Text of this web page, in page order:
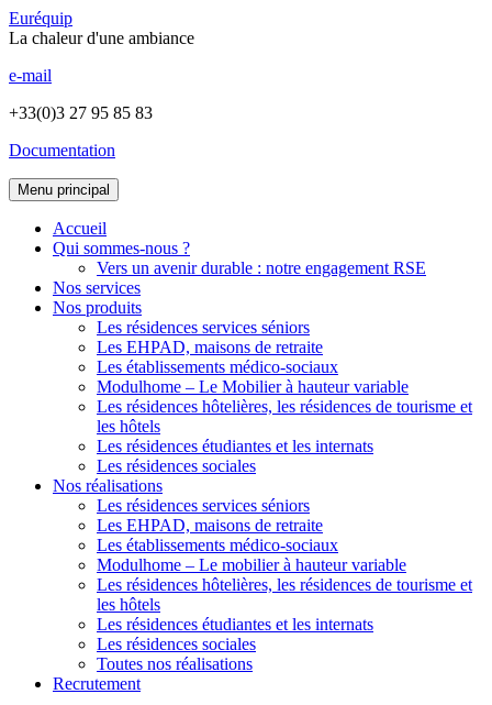
Euréquip
La chaleur d'une ambiance
e-mail
+33(0)3 27 95 85 83
Documentation
Menu principal
Accueil
Qui sommes-nous ?
Vers un avenir durable : notre engagement RSE
Nos services
Nos produits
Les résidences services séniors
Les EHPAD, maisons de retraite
Les établissements médico-sociaux
Modulhome – Le Mobilier à hauteur variable
Les résidences hôtelières, les résidences de tourisme et
les hôtels
Les résidences étudiantes et les internats
Les résidences sociales
Nos réalisations
Les résidences services séniors
Les EHPAD, maisons de retraite
Les établissements médico-sociaux
Modulhome – Le mobilier à hauteur variable
Les résidences hôtelières, les résidences de tourisme et
les hôtels
Les résidences étudiantes et les internats
Les résidences sociales
Toutes nos réalisations
Recrutement